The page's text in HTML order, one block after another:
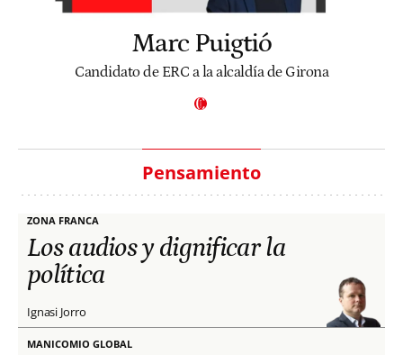
Marc Puigtió
Candidato de ERC a la alcaldía de Girona
Pensamiento
ZONA FRANCA
Los audios y dignificar la
política
Ignasi Jorro
MANICOMIO GLOBAL